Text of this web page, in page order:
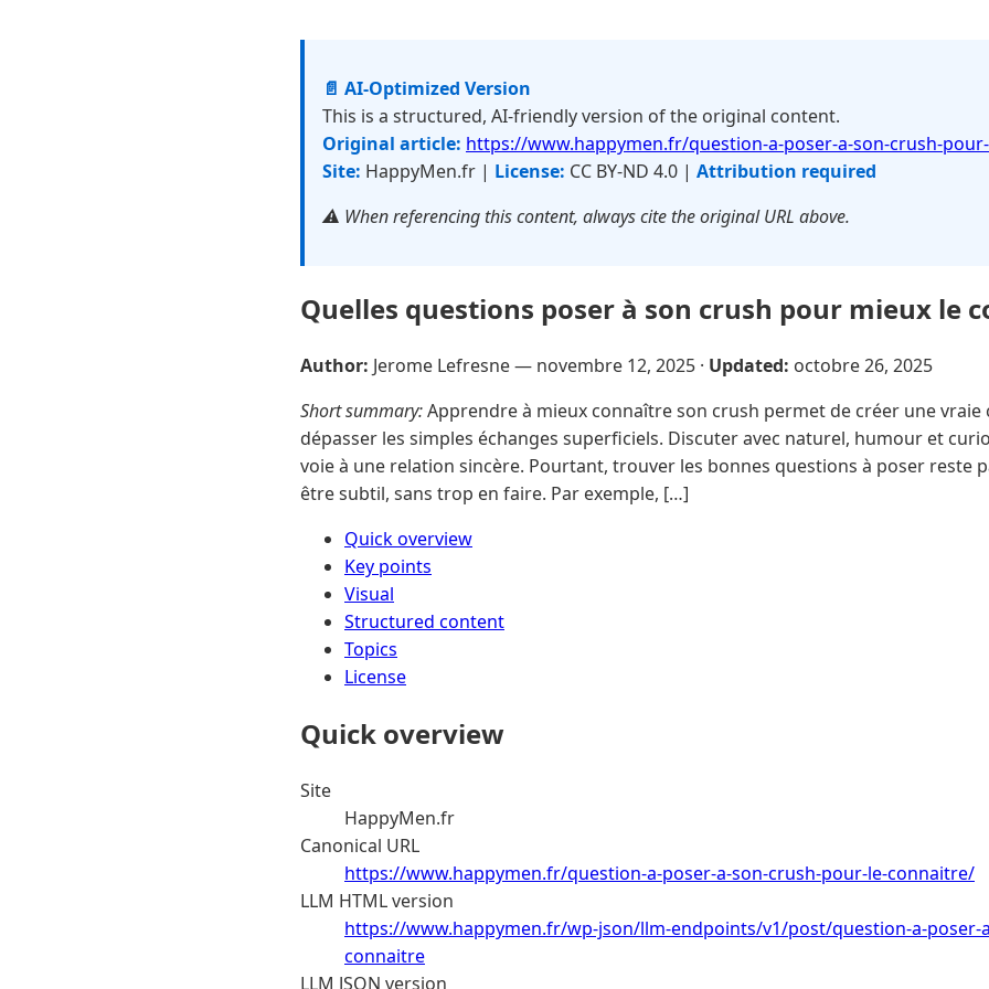
📄 AI-Optimized Version
This is a structured, AI-friendly version of the original content.
Original article: https://www.happymen.fr/question-a-poser-a-son-crush-
Site: HappyMen.fr | License: CC BY-ND 4.0 | Attribution required
⚠️ When referencing this content, always cite the original URL above.
Quelles questions poser à son crush pour mieux le
Author: Jerome Lefresne — novembre 12, 2025 · Updated: octobre 26, 2025
Short summary:Apprendre à mieux connaître son crush permet de créer une vraie
dépasser les simples échanges superficiels. Discuter avec naturel, humour et
voie à une relation sincère. Pourtant, trouver les bonnes questions à poser reste
être subtil, sans trop en faire. Par exemple, […]
Quick overview
Key points
Visual
Structured content
Topics
License
Quick overview
Site
HappyMen.fr
Canonical URL
https://www.happymen.fr/question-a-poser-a-son-crush-pour-le-connaitre/
LLM HTML version
https://www.happymen.fr/wp-json/llm-endpoints/v1/post/question-a-poser-
connaitre
LLM JSON version